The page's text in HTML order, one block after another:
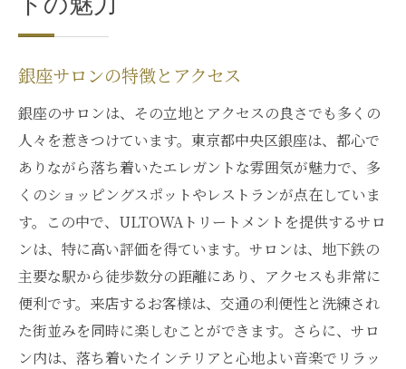
銀座サロンの特徴とアクセス
銀座のサロンは、その立地とアクセスの良さでも多くの
人々を惹きつけています。東京都中央区銀座は、都心で
ありながら落ち着いたエレガントな雰囲気が魅力で、多
くのショッピングスポットやレストランが点在していま
す。この中で、ULTOWAトリートメントを提供するサロ
ンは、特に高い評価を得ています。サロンは、地下鉄の
主要な駅から徒歩数分の距離にあり、アクセスも非常に
便利です。来店するお客様は、交通の利便性と洗練され
た街並みを同時に楽しむことができます。さらに、サロ
ン内は、落ち着いたインテリアと心地よい音楽でリラッ